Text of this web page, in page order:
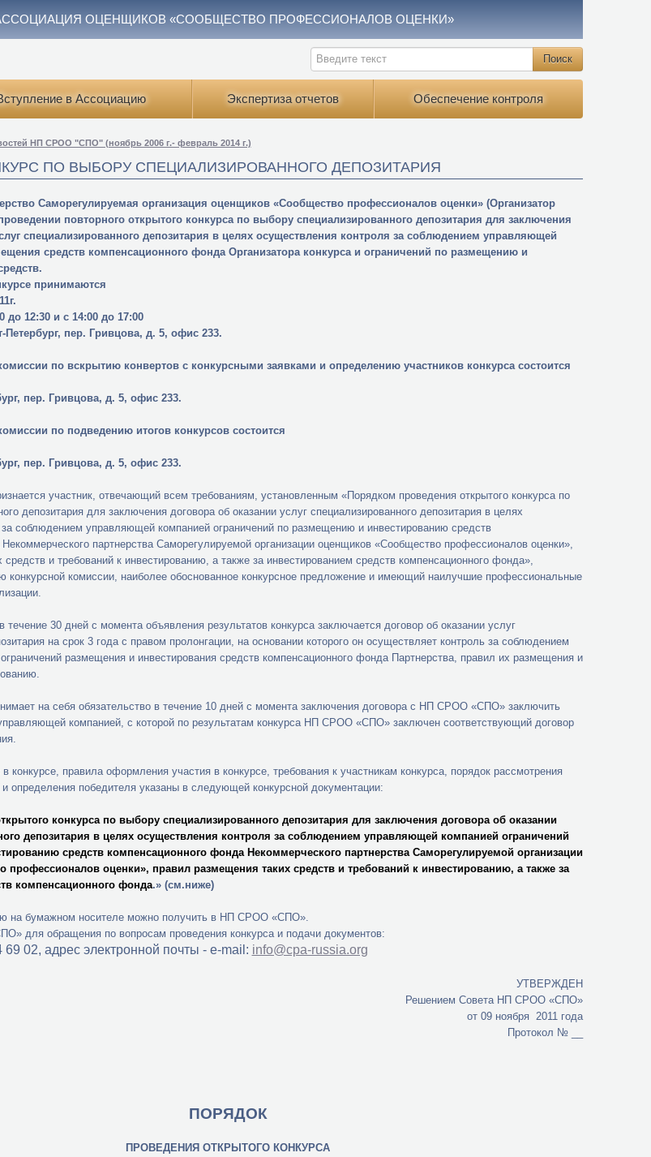
ОЦЕНЩИКОВ «СООБЩЕСТВО ПРОФЕССИОНАЛОВ ОЦЕНКИ»
в Ассоциацию Экспертиза отчетов Обеспечение контроля
НП СРОО "СПО" (ноябрь 2006 г.- февраль 2014 г.)
ПО ВЫБОРУ СПЕЦИАЛИЗИРОВАННОГО ДЕПОЗИТАРИЯ
Саморегулируемая организация оценщиков «Сообщество профессионалов оценки» (Организатор
повторного открытого конкурса по выбору специализированного депозитария для заключения
специализированного депозитария в целях осуществления контроля за соблюдением управляющей
средств компенсационного фонда Организатора конкурса и ограничений по размещению и
принимаются
12:30 и с 14:00 до 17:00
Петербург, пер. Гривцова, д. 5, офис 233.
по вскрытию конвертов с конкурсными заявками и определению участников конкурса состоится
пер. Гривцова, д. 5, офис 233.
по подведению итогов конкурсов состоится
пер. Гривцова, д. 5, офис 233.
участник, отвечающий всем требованиям, установленным «Порядком проведения открытого конкурса по
депозитария для заключения договора об оказании услуг специализированного депозитария в целях
соблюдением управляющей компанией ограничений по размещению и инвестированию средств
партнерства Саморегулируемой организации оценщиков «Сообщество профессионалов оценки»,
и требований к инвестированию, а также за инвестированием средств компенсационного фонда»,
конкурсной комиссии, наиболее обоснованное конкурсное предложение и имеющий наилучшие профессиональные
течение 30 дней с момента объявления результатов конкурса заключается договор об оказании услуг
на срок 3 года с правом пролонгации, на основании которого он осуществляет контроль за соблюдением
размещения и инвестирования средств компенсационного фонда Партнерства, правил их размещения и
на себя обязательство в течение 10 дней с момента заключения договора с НП СРОО «СПО» заключить
компанией, с которой по результатам конкурса НП СРОО «СПО» заключен соответствующий договор
конкурсе, правила оформления участия в конкурсе, требования к участникам конкурса, порядок рассмотрения
определения победителя указаны в следующей конкурсной документации:
конкурса по выбору специализированного депозитария для заключения договора об оказании
депозитария в целях осуществления контроля за соблюдением управляющей компанией ограничений
средств компенсационного фонда Некоммерческого партнерства Саморегулируемой организации
профессионалов оценки», правил размещения таких средств и требований к инвестированию, а также за
компенсационного фонда.» (см.ниже)
на бумажном носителе можно получить в НП СРОО «СПО».
для обращения по вопросам проведения конкурса и подачи документов:
69 02, адрес электронной почты - e-mail: info@cpa-russia.org
УТВЕРЖДЕН
Решением Совета НП СРОО «СПО»
от 09 ноября 2011 года
Протокол № __
ПОРЯДОК
ПРОВЕДЕНИЯ ОТКРЫТОГО КОНКУРСА